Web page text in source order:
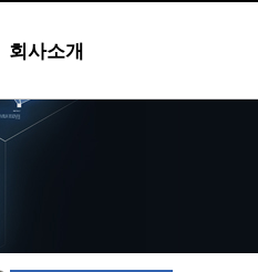
회사소개